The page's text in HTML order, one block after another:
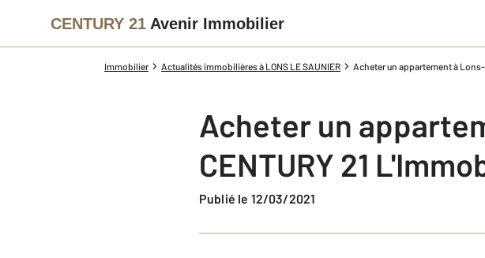
CENTURY 21 Avenir Immobilier
Immobilier Actualités immobilières à LONS LE SAUNIER Acheter un appartement à
Acheter un
CENTURY 21
Publié le 12/03/2021